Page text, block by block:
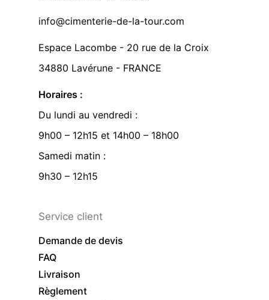
info@cimenterie-de-la-tour.com
Espace Lacombe - 20 rue de la Croix
34880 Lavérune - FRANCE
Horaires :
Du lundi au vendredi :
9h00 – 12h15 et 14h00 – 18h00
Samedi matin :
9h30 – 12h15
Service client
Demande de devis
FAQ
Livraison
Règlement